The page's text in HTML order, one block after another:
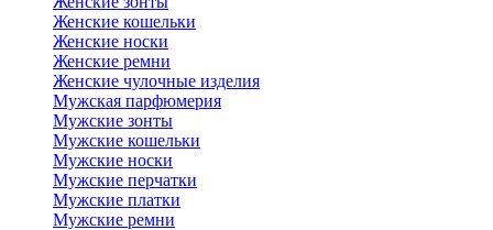
Женские кошельки
Женские носки
Женские ремни
Женские чулочные изделия
Мужская парфюмерия
Мужские зонты
Мужские кошельки
Мужские носки
Мужские перчатки
Мужские платки
Мужские ремни